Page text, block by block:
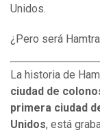
Unidos.
¿Pero será
La historia de
ciudad de
primera ciudad
Unidos, está